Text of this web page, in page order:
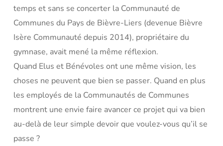
temps et sans se concerter la Communauté de
Communes du Pays de Bièvre-Liers (devenue Bièvre
Isère Communauté depuis 2014), propriétaire du
gymnase, avait mené la même réflexion.
Quand Elus et Bénévoles ont une même vision, les
choses ne peuvent que bien se passer. Quand en plus
les employés de la Communautés de Communes
montrent une envie faire avancer ce projet qui va bien
au-delà de leur simple devoir que voulez-vous qu’il se
passe ?